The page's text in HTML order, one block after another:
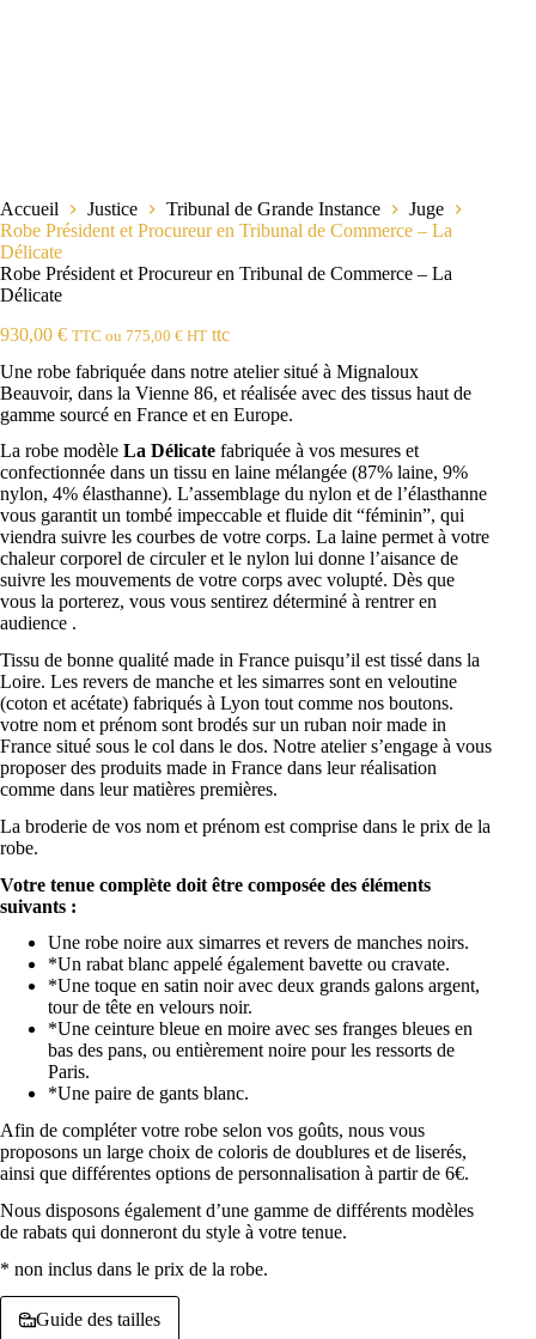
Accueil Justice Tribunal de Grande Instance
Juge
Robe Président et Procureur en Tribunal de Commerce – La
Délicate
Robe Président et Procureur en Tribunal de Commerce – La
Délicate
930,00 € TTC ou 775,00 € HT ttc
Une robe fabriquée dans notre atelier situé à Mignaloux
Beauvoir, dans la Vienne 86, et réalisée avec des tissus haut de
gamme sourcé en France et en Europe.
La robe modèle La Délicate fabriquée à vos mesures et
confectionnée dans un tissu en laine mélangée (87% laine, 9%
nylon, 4% élasthanne). L’assemblage du nylon et de l’élasthanne
vous garantit un tombé impeccable et fluide dit “féminin”, qui
viendra suivre les courbes de votre corps. La laine permet à votre
chaleur corporel de circuler et le nylon lui donne l’aisance de
suivre les mouvements de votre corps avec volupté. Dès que
vous la porterez, vous vous sentirez déterminé à rentrer en
audience .
Tissu de bonne qualité made in France puisqu’il est tissé dans la
Loire. Les revers de manche et les simarres sont en veloutine
(coton et acétate) fabriqués à Lyon tout comme nos boutons.
votre nom et prénom sont brodés sur un ruban noir made in
France situé sous le col dans le dos. Notre atelier s’engage à vous
proposer des produits made in France dans leur réalisation
comme dans leur matières premières.
La broderie de vos nom et prénom est comprise dans le prix de la
robe.
Votre tenue complète doit être composée des éléments
suivants :
Une robe noire aux simarres et revers de manches noirs.
*Un rabat blanc appelé également bavette ou cravate.
*Une toque en satin noir avec deux grands galons argent,
tour de tête en velours noir.
*Une ceinture bleue en moire avec ses franges bleues en
bas des pans, ou entièrement noire pour les ressorts de
Paris.
*Une paire de gants blanc.
Afin de compléter votre robe selon vos goûts, nous vous
proposons un large choix de coloris de doublures et de liserés,
ainsi que différentes options de personnalisation à partir de 6€.
Nous disposons également d’une gamme de différents modèles
de rabats qui donneront du style à votre tenue.
* non inclus dans le prix de la robe.
Guide des tailles